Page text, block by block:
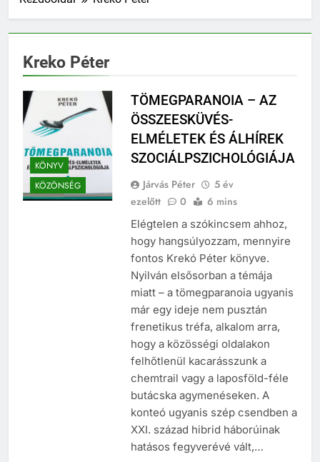
Kreko Péter
KÖNYV
KÖZÖNSÉG
TÖMEGPARANOIA – AZ
ÖSSZEESKÜVÉS-
ELMÉLETEK ÉS ÁLHÍREK
SZOCIÁLPSZICHOLÓGIÁJA
Járvás Péter
5 év
ezelőtt
0 6 mins
Elégtelen a szókincsem ahhoz,
hogy hangsúlyozzam, mennyire
fontos Krekó Péter könyve.
Nyilván elsősorban a témája
miatt – a tömegparanoia ugyanis
már egy ideje nem pusztán
frenetikus tréfa, alkalom arra,
hogy a közösségi oldalakon
felhőtlenül kacarásszunk a
chemtrail vagy a laposföld-féle
butácska agymenéseken. A
konteó ugyanis szép csendben a
XXI. század hibrid háborúinak
hatásos fegyverévé vált,…